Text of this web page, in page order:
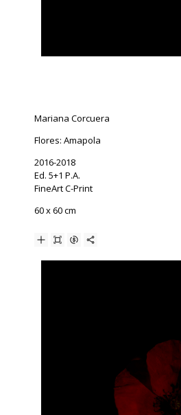
Mariana Corcuera
Flores: Amapola
2016-2018
Ed. 5+1 P.A.
FineArt C-Print
60 x 60 cm